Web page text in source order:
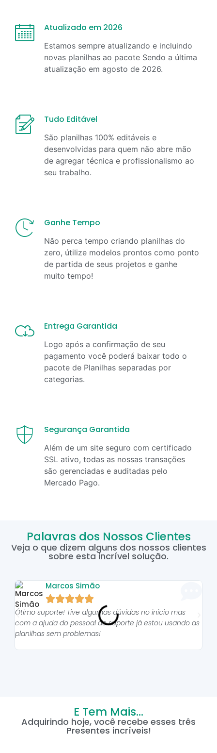
Atualizado em 2026
Estamos sempre atualizando e incluindo
novas planilhas ao pacote Sendo a última
atualização em agosto de 2026.
Tudo Editável
São planilhas 100% editáveis e
desenvolvidas para quem não abre mão
de agregar técnica e profissionalismo ao
seu trabalho.
Ganhe Tempo
Não perca tempo criando planilhas do
zero, útilize modelos prontos como ponto
de partida de seus projetos e ganhe
muito tempo!
Entrega Garantida
Logo após a confirmação de seu
pagamento você poderá baixar todo o
pacote de Planilhas separadas por
categorias.
Segurança Garantida
Além de um site seguro com certificado
SSL ativo, todas as nossas transações
são gerenciadas e auditadas pelo
Mercado Pago.
Palavras dos Nossos Clientes
Veja o que dizem alguns dos nossos clientes
sobre esta incrível solução.
Marcos Simão

Ótimo suporte! Tive algumas dúvidas no inicio mas
com a ajuda do pessoal do suporte já estou usando as
planilhas sem problemas!
E Tem Mais...
Adquirindo hoje, você recebe esses três
Presentes incríveis!